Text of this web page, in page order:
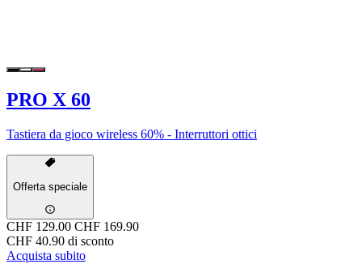
PRO X 60
Tastiera da gioco wireless 60% - Interruttori ottici
Offerta speciale
CHF 129.00 CHF 169.90
CHF 40.90 di sconto
Acquista subito